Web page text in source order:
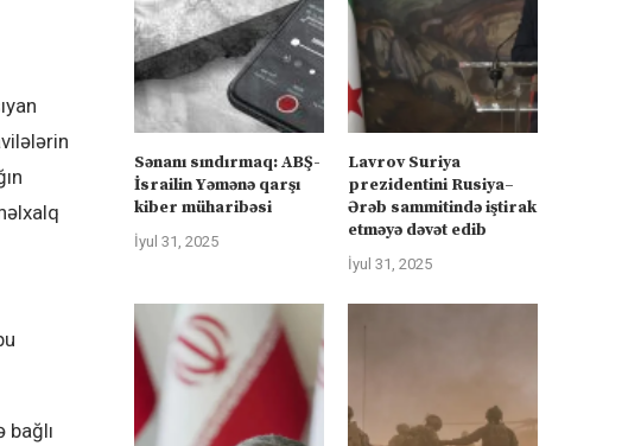
bağlı
Sənanı sındırmaq: ABŞ-
İsrailin Yəmənə qarşı
kiber müharibəsi
İyul 31, 2025
Lavrov Suriya
prezidentini Rusiya–
Ərəb sammitində iştirak
etməyə dəvət edib
İyul 31, 2025